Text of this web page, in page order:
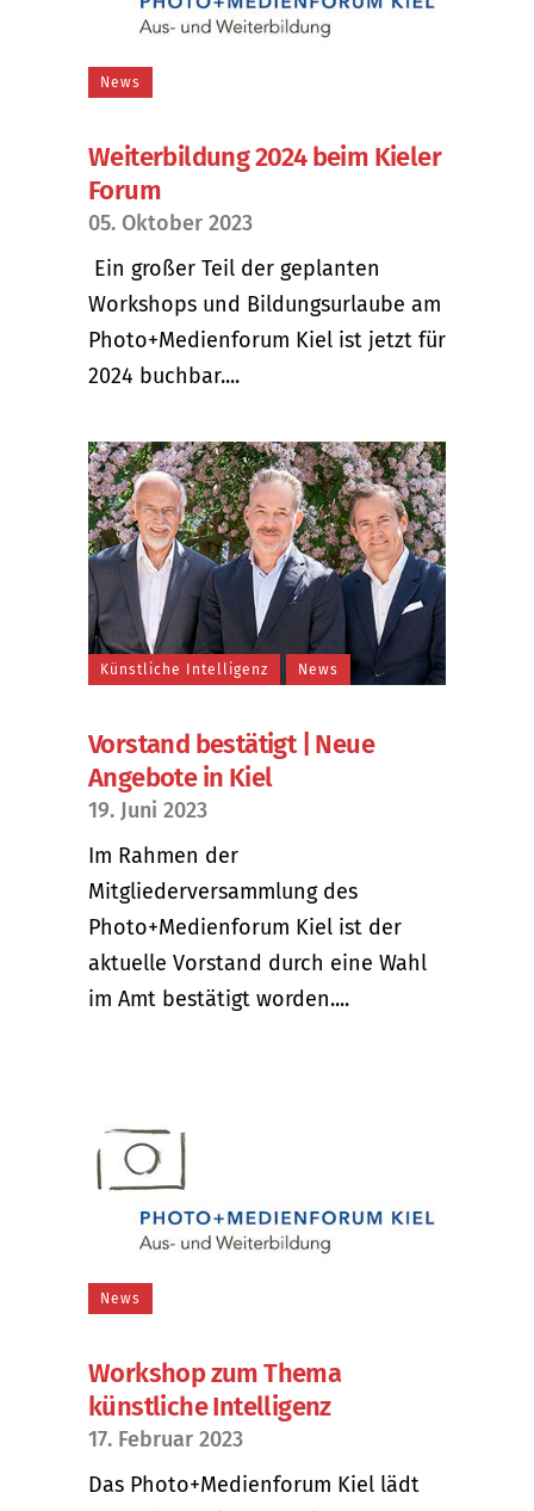
News
Weiterbildung 2024 beim Kieler
Forum
05. Oktober 2023
Ein großer Teil der geplanten
Workshops und Bildungsurlaube am
Photo+Medienforum Kiel ist jetzt für
2024 buchbar....
Künstliche Intelligenz News
Vorstand bestätigt | Neue
Angebote in Kiel
19. Juni 2023
Im Rahmen der
Mitgliederversammlung des
Photo+Medienforum Kiel ist der
aktuelle Vorstand durch eine Wahl
im Amt bestätigt worden....
News
Workshop zum Thema
künstliche Intelligenz
17. Februar 2023
Das Photo+Medienforum Kiel lädt